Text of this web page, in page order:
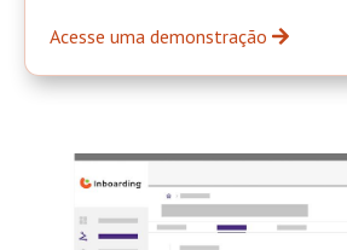
Acesse uma demonstração